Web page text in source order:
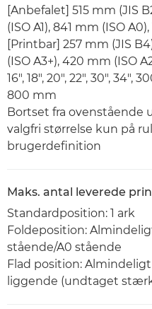
[Anbefalet] 515 mm (JIS
(ISO A1), 841 mm (ISO A0),
[Printbar] 257 mm (JIS
(ISO A3+), 420 mm (ISO
16", 18", 20", 22", 30",
800 mm
Bortset fra ovenstående
valgfri størrelse kun på
brugerdefinition
Maks. antal leverede
Standardposition: 1 ark
Foldeposition:
stående/A0 stående
Flad position: Almindeligt
liggende (undtaget